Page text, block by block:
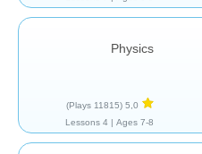
Physics
5,0
(11815 Plays)
Ages 7-8 |
4 Lessons